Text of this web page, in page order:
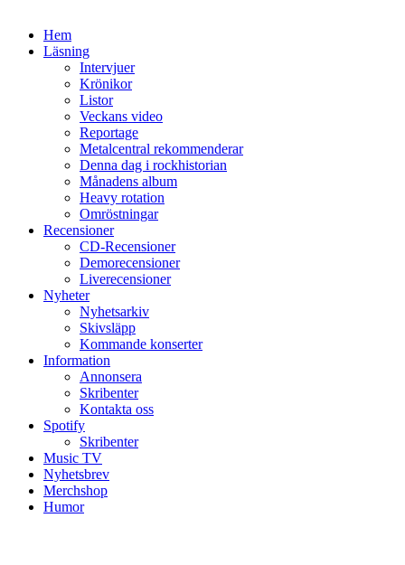
Hem
Läsning
Intervjuer
Krönikor
Listor
Veckans video
Reportage
Metalcentral rekommenderar
Denna dag i rockhistorian
Månadens album
Heavy rotation
Omröstningar
Recensioner
CD-Recensioner
Demorecensioner
Liverecensioner
Nyheter
Nyhetsarkiv
Skivsläpp
Kommande konserter
Information
Annonsera
Skribenter
Kontakta oss
Spotify
Skribenter
Music TV
Nyhetsbrev
Merchshop
Humor